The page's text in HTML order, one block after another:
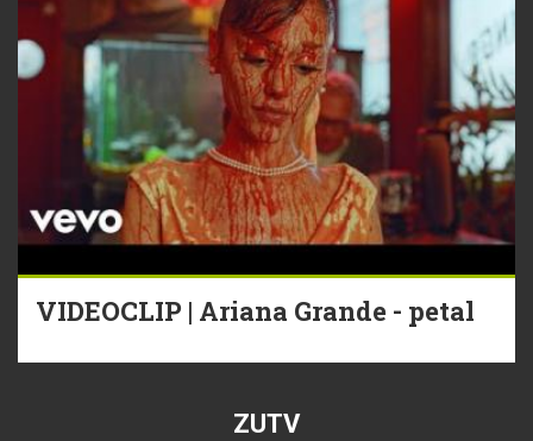
VIDEOCLIP | Ariana Grande - petal
ZUTV